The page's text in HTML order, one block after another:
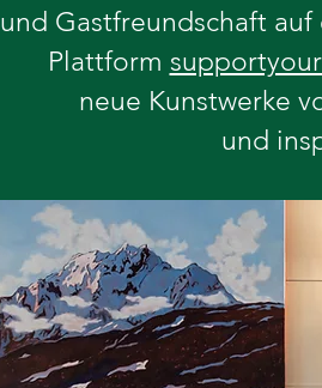
und Gastfreundschaft
Plattform
neue Kunstwerke
und